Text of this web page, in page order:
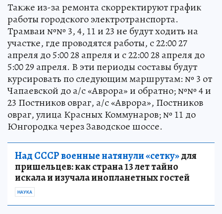
Также из-за ремонта скорректируют график
работы городского электротранспорта.
Трамваи №№ 3, 4, 11 и 23 не будут ходить на
участке, где проводятся работы, с 22:00 27
апреля до 5:00 28 апреля и с 22:00 28 апреля до
5:00 29 апреля. В эти периоды составы будут
курсировать по следующим маршрутам: № 3 от
Чапаевской до а/с «Аврора» и обратно; №№ 4 и
23 Постников овраг, а/с «Аврора», Постников
овраг, улица Красных Коммунаров; № 11 до
Юнгородка через Заводское шоссе.
Над СССР военные натянули «сетку»для
пришельцев: как страна 13 лет тайно
искала и изучала инопланетных гостей
НАУКА